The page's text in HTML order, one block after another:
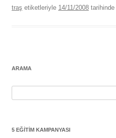
traş etiketleriyle 14/11/2008 tarihinde
ARAMA
5 EĞITIM KAMPANYASI